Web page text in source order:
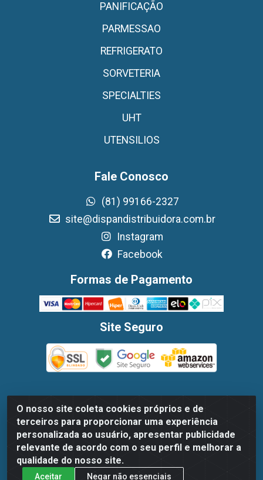
O nosso site coleta cookies próprios e de
terceiros para proporcionar uma experiência
personalizada ao usuário, apresentar publicidade
relevante de acordo com o seu perfil e melhorar a
qualidade do nosso site.
Aceitar Negar não essenciais
PANIFICAÇÃO
PARMESSAO
REFRIGERATO
SORVETERIA
SPECIALTIES
UHT
UTENSILIOS
Fale Conosco
(81) 99166-2327
site@dispandistribuidora.com.br
Instagram
Facebook
Formas de Pagamento
Site Seguro
Dispan Distribuidora de Alimentos LTDA - Avenida Marechal
Mascarenhas De Moraes, 1048- Imbiribeira, Recife/PE - CEP
51.170-000 - CNPJ 30.779.584/0003-78